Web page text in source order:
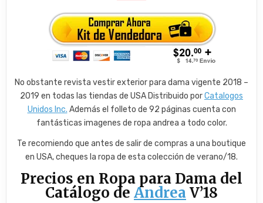
No obstante revista vestir exterior para dama vigente 2018 –
2019 en todas las tiendas de USA Distribuido porCatalogos
Unidos Inc. Además el folleto de 92 páginas cuenta con
fantásticas imagenes de ropa andrea a todo color.
Te recomiendo que antes de salir de compras a una boutique
en USA, cheques la ropa de esta colección de verano/18.
Precios en Ropa para Dama del
Catálogo de AndreaV’18